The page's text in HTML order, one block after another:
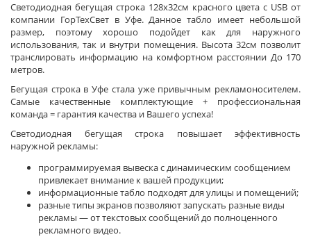
Светодиодная бегущая строка 128x32см красного цвета c USB от
компании ГорТехСвет в Уфе. Данное табло имеет небольшой
размер, поэтому хорошо подойдет как для наружного
использования, так и внутри помещения. Высота 32см позволит
транслировать информацию на комфортном расстоянии До 170
метров.
Бегущая строка в Уфе стала уже привычным рекламоносителем.
Самые качественные комплектующие + профессиональная
команда = гарантия качества и Вашего успеха!
Светодиодная бегущая строка повышает эффективность
наружной рекламы:
программируемая вывеска с динамическим сообщением
привлекает внимание к вашей продукции;
информационные табло подходят для улицы и помещений;
разные типы экранов позволяют запускать разные виды
рекламы — от текстовых сообщений до полноценного
рекламного видео.